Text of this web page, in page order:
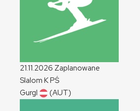
21.11.2026 Zaplanowane
Slalom KPŚ
Gurgl
(AUT)